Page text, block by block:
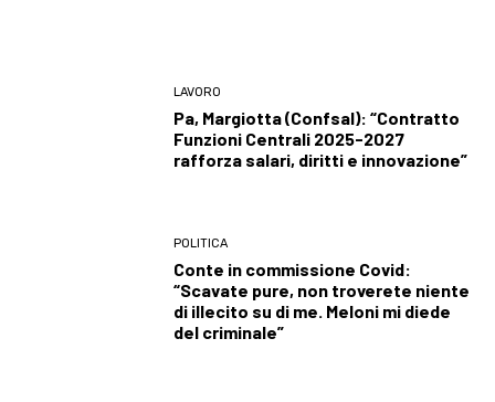
LAVORO
Pa, Margiotta (Confsal): “Contratto
Funzioni Centrali 2025-2027
rafforza salari, diritti e innovazione”
POLITICA
Conte in commissione Covid:
“Scavate pure, non troverete niente
di illecito su di me. Meloni mi diede
del criminale”